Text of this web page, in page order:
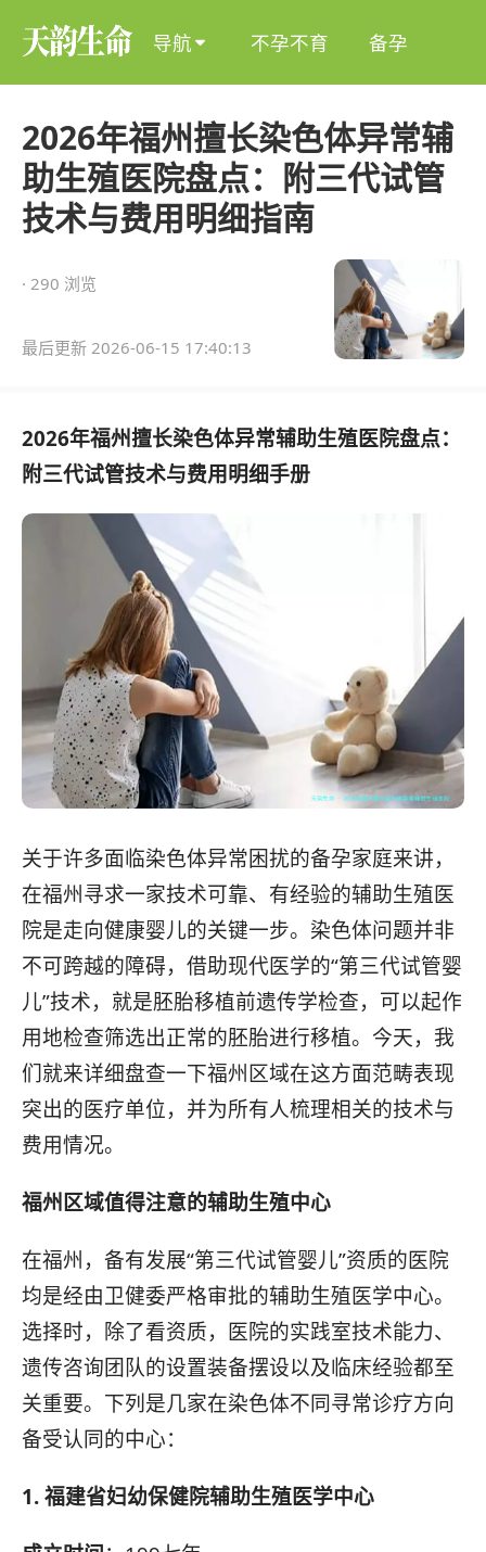
导航  不孕不育 备孕
2026年福州擅长染色体异常辅
助生殖医院盘点：附三代试管
技术与费用明细指南
· 290 浏览
最后更新 2026-06-15 17:40:13
2026年福州擅长染色体异常辅助生殖医院盘点：
附三代试管技术与费用明细手册
关于许多面临染色体异常困扰的备孕家庭来讲，
在福州寻求一家技术可靠、有经验的辅助生殖医
院是走向健康婴儿的关键一步。染色体问题并非
不可跨越的障碍，借助现代医学的“第三代试管婴
儿”技术，就是胚胎移植前遗传学检查，可以起作
用地检查筛选出正常的胚胎进行移植。今天，我
们就来详细盘查一下福州区域在这方面范畴表现
突出的医疗单位，并为所有人梳理相关的技术与
费用情况。
福州区域值得注意的辅助生殖中心
在福州，备有发展“第三代试管婴儿”资质的医院
均是经由卫健委严格审批的辅助生殖医学中心。
选择时，除了看资质，医院的实践室技术能力、
遗传咨询团队的设置装备摆设以及临床经验都至
关重要。下列是几家在染色体不同寻常诊疗方向
备受认同的中心：
1. 福建省妇幼保健院辅助生殖医学中心